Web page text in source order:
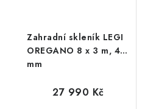
Zahradní skleník LEGI
OREGANO 8 x 3 m, 4
mm
27 990 Kč